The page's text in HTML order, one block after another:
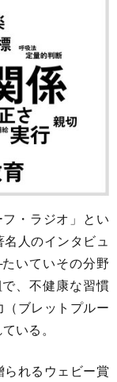
・ラジオ」とい
人のインタビュ
いていその分野
、不健康な習慣
ブレットプルー
いる。
れるウェビー賞